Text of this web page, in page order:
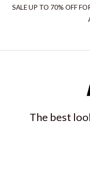
SALE UP TO 70% OFF
The best